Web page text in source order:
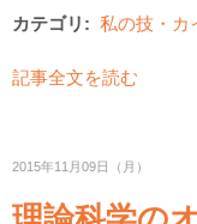
カテゴリ: 私の技・カ
記事全文を読む
2015年11月09日（月）